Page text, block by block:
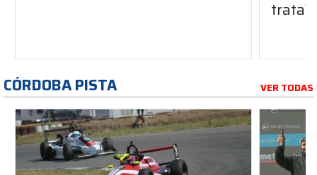
trata?
CÓRDOBA PISTA VER TODAS